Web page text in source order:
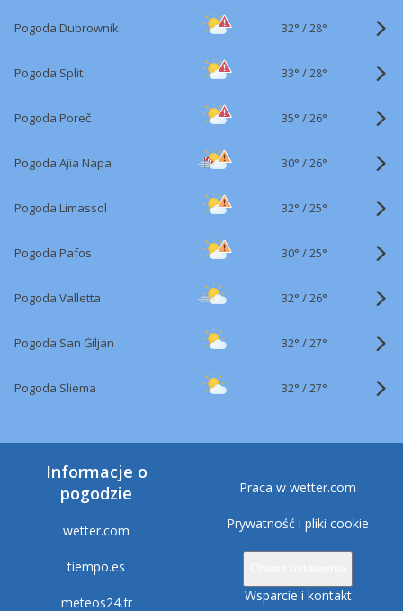
Pogoda Dubrownik 32° /28°
Pogoda Split 33° /28°
Pogoda Poreč 35° /26°
Pogoda Ajia Napa 30° /26°
Pogoda Limassol 32° /25°
Pogoda Pafos 30° /25°
Pogoda Valletta 32° /26°
Pogoda San Ġiljan 32° /27°
Pogoda Sliema 32° /27°
Informacje o
pogodzie
wetter.com
tiempo.es
meteos24.fr
Praca w wetter.com
Prywatność i pliki cookie
Wsparcie i kontakt